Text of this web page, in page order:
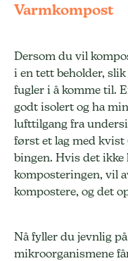
Varmkompost
Dersom du vil
i en tett beholder,
fugler i å komme til.
godt isolert og ha
lufttilgang fra
først et lag med kvist
bingen. Hvis det
komposteringen, vil
kompostere, og det
Nå fyller du jevnlig
mikroorganismene